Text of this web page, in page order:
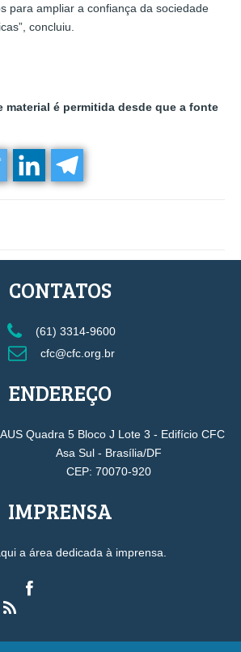
para ampliar a confiança da sociedade
concluiu.
material é permitida desde que a fonte
CONTATOS
(61) 3314-9600
cfc@cfc.org.br
ENDEREÇO
Quadra 5 Bloco J Lote 3 - Edifício CFC
Asa Sul - Brasília/DF
CEP: 70070-920
IMPRENSA
a área dedicada à imprensa.